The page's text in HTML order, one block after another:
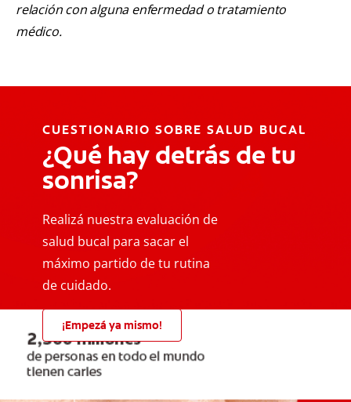
relación con alguna enfermedad o tratamiento
médico.
CUESTIONARIO SOBRE SALUD BUCAL
¿Qué hay detrás de tu
sonrisa?
Realizá nuestra evaluación de
salud bucal para sacar el
máximo partido de tu rutina
de cuidado.
¡Empezá ya mismo!